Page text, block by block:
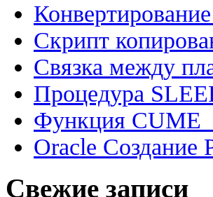
Скрипт
Связка между
Процедура
Функция
Oracle
Свежие записи